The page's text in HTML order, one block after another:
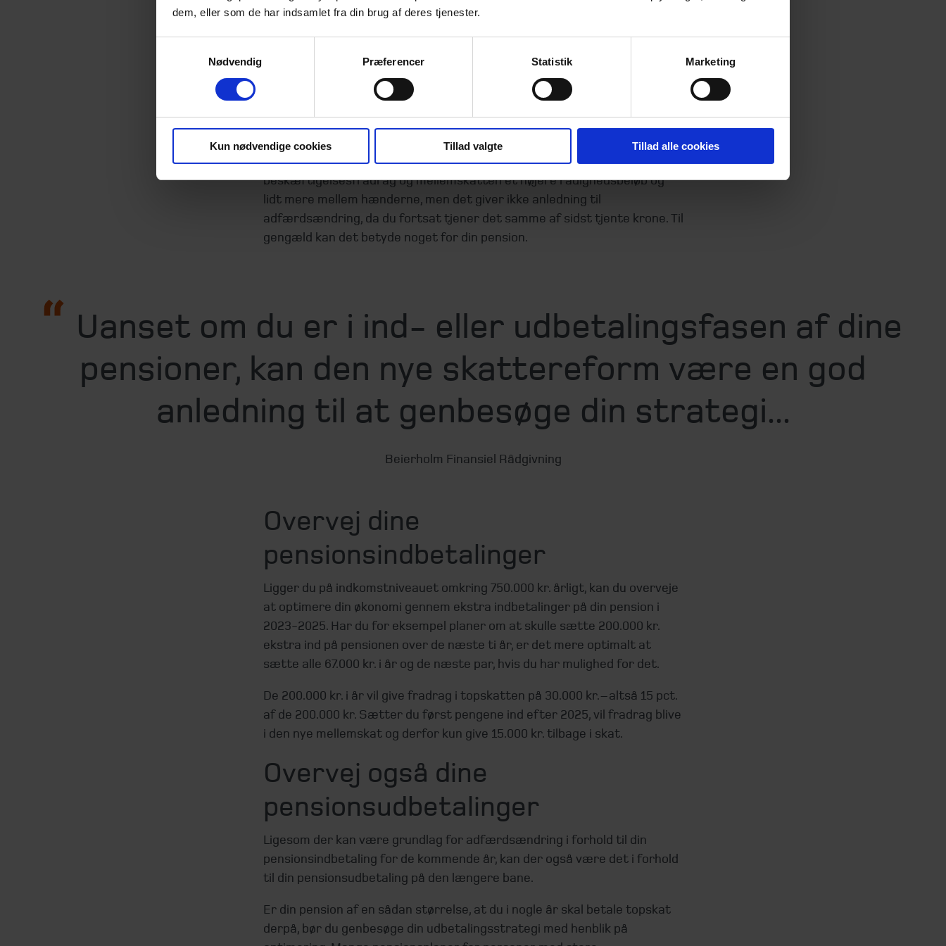
dem, eller som de har indsamlet fra din brug af deres tjenester.
Nødvendig
Præferencer Statistik Marketing
Kun nødvendige cookies Tillad valgte Tillad alle cookies
640.000 kr. og 750.000 kr., er du i gruppen, der relativt vil opleve den
arbejde, da du kan nøjes med at betale mellemskat i stedet for topskat.
Er dit indtægtsniveau over 750.000 kr. årligt, får du qua besparelsen via
beskæftigelsesfradrag og mellemskatten et højere rådighedsbeløb og
lidt mere mellem hænderne, men det giver ikke anledning til
adfærdsændring, da du fortsat tjener det samme af sidst tjente krone. Til
gengæld kan det betyde noget for din pension.
Uanset om du er i ind- eller udbetalingsfasen af dine
pensioner, kan den nye skattereform være en god
anledning til at genbesøge din strategi...
Beierholm Finansiel Rådgivning
Overvej dine
pensionsindbetalinger
Ligger du på indkomstniveauet omkring 750.000 kr. årligt, kan du overveje
at optimere din økonomi gennem ekstra indbetalinger på din pension i
2023-2025. Har du for eksempel planer om at skulle sætte 200.000 kr.
ekstra ind på pensionen over de næste ti år, er det mere optimalt at
sætte alle 67.000 kr. i år og de næste par, hvis du har mulighed for det.
De 200.000 kr. i år vil give fradrag i topskatten på 30.000 kr. – altså 15 pct.
af de 200.000 kr. Sætter du først pengene ind efter 2025, vil fradrag blive
i den nye mellemskat og derfor kun give 15.000 kr. tilbage i skat.
Overvej også dine
pensionsudbetalinger
Ligesom der kan være grundlag for adfærdsændring i forhold til din
pensionsindbetaling for de kommende år, kan der også være det i forhold
til din pensionsudbetaling på den længere bane.
Er din pension af en sådan størrelse, at du i nogle år skal betale topskat
derpå, bør du genbesøge din udbetalingsstrategi med henblik på